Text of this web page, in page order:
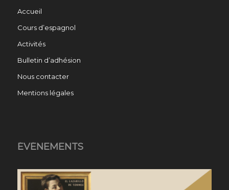
Accueil
Cours d’espagnol
Activités
Bulletin d’adhésion
Nous contacter
Mentions légales
ÉVÉNEMENTS